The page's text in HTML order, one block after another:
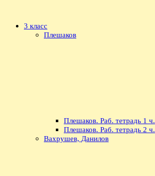
3 класс
Плешаков
Плешаков. Раб. тетрадь 1 ч.
Плешаков. Раб. тетрадь 2 ч.
Вахрушев, Данилов